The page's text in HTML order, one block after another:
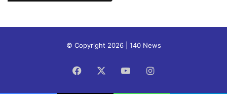
© Copyright 2026 | 140 News
Facebook YouTubeInstagram